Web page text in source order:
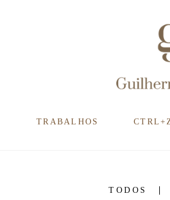
TRABALHOS
TODOS